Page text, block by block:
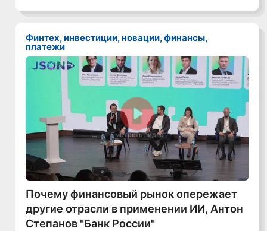
среде»
Финтех, инвестиции, новации, финансы,
платежи
Смотреть видео
Почему финансовый рынок опережает
другие отрасли в применении ИИ, Антон
Степанов "Банк России"